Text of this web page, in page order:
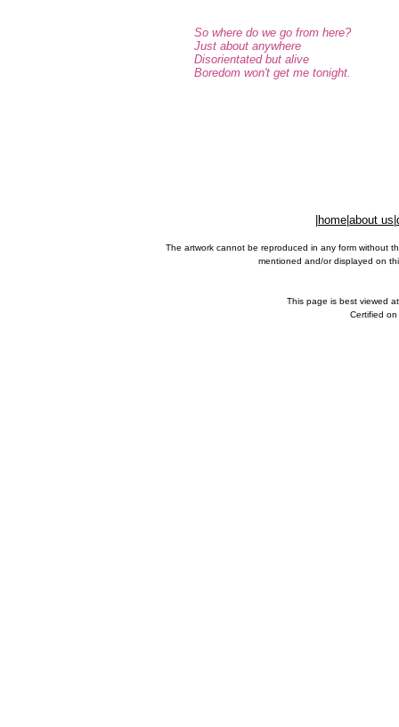
So where do we go from here?
Just about anywhere
Disorientated but alive
Boredom won't get me tonight.
home about us
The artwork cannot be reproduced in any form without
mentioned and/or displayed on
This page is best viewed
Certified on